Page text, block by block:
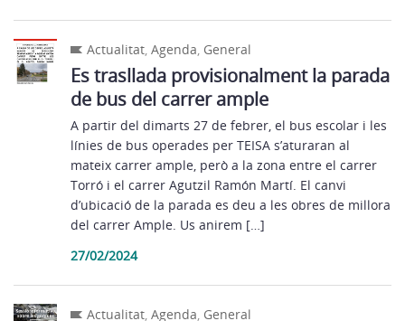
Actualitat,Agenda, General
Es trasllada provisionalment la parada
de bus del carrer ample
A partir del dimarts 27 de febrer, el bus escolar i les
línies de bus operades per TEISA s’aturaran al
mateix carrer ample, però a la zona entre el carrer
Torró i el carrer Agutzil Ramón Martí. El canvi
d’ubicació de la parada es deu a les obres de millora
del carrer Ample. Us anirem […]
27/02/2024
Actualitat,Agenda, General